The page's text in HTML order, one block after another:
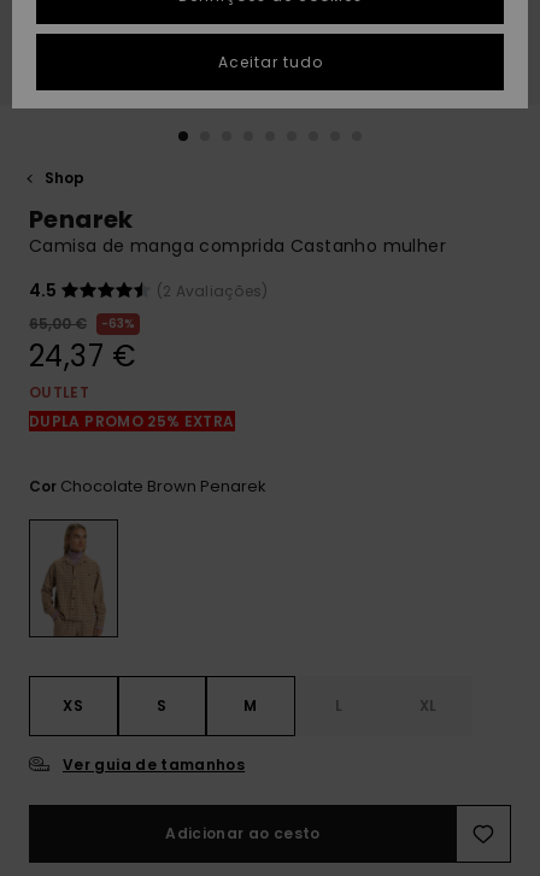
conversa para
obteres a
resposta mais
Encontra
respostas
para as
formulário de
contacto.
Consultar
PRESENTE
DESEJO
Shop
Penarek
Camisa de manga comprida Castanho mulher
4.5
(2 Avaliações)
65,00 €
63%
24,37 €
OUTLET
DUPLA PROMO 25% EXTRA
Cor Chocolate Brown Penarek
XS S M L XL
Ver guia de tamanhos
Adicionar ao cesto
Aceitar tudo